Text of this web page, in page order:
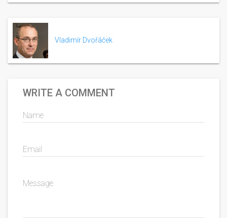
Vladimír Dvořáček
WRITE A COMMENT
Name
Email
Message